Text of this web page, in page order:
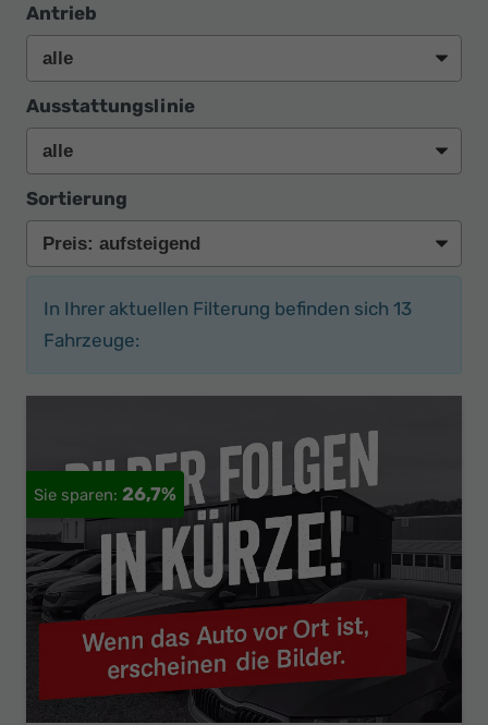
Antrieb
Ausstattungslinie
Sortierung
In Ihrer aktuellen Filterung befinden sich 13
Fahrzeuge:
26,7%